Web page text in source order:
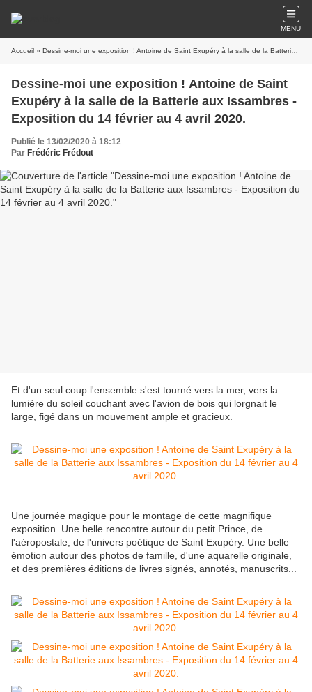
MENU
Accueil » Dessine-moi une exposition ! Antoine de Saint Exupéry à la salle de la Batterie aux Issambres - Exposition du 14 février au 4 avril 2020.
Dessine-moi une exposition ! Antoine de Saint
Exupéry à la salle de la Batterie aux Issambres -
Exposition du 14 février au 4 avril 2020.
Publié le 13/02/2020 à 18:12
Par Frédéric Frédout
Et d'un seul coup l'ensemble s'est tourné vers la mer, vers la
lumière du soleil couchant avec l'avion de bois qui lorgnait le
large, figé dans un mouvement ample et gracieux.
Une journée magique pour le montage de cette magnifique
exposition. Une belle rencontre autour du petit Prince, de
l'aéropostale, de l'univers poétique de Saint Exupéry. Une belle
émotion autour des photos de famille, d'une aquarelle originale,
et des premières éditions de livres signés, annotés, manuscrits...